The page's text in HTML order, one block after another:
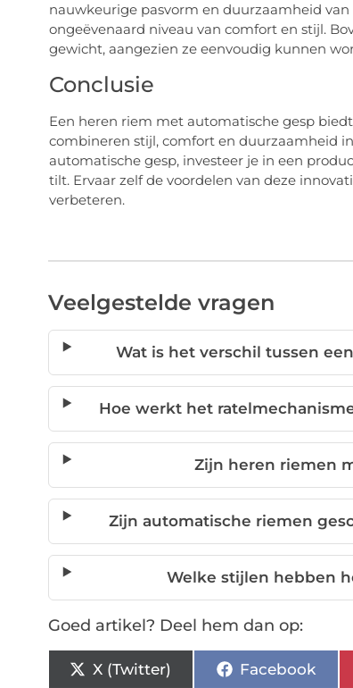
nauwkeurige pasvorm en duurzaamheid
ongeëvenaard niveau van comfort en stijl.
gewicht, aangezien ze eenvoudig kunnen
Conclusie
Een heren riem met automatische gesp
combineren stijl, comfort en duurzaamheid
automatische gesp, investeer je in een
tilt. Ervaar zelf de voordelen van deze
verbeteren.
Veelgestelde vragen
Wat is het verschil tussen
Hoe werkt het
Zijn heren riemen
Zijn automatische riemen
Welke stijlen hebben
Goed artikel? Deel hem dan op:
X (Twitter) Facebook